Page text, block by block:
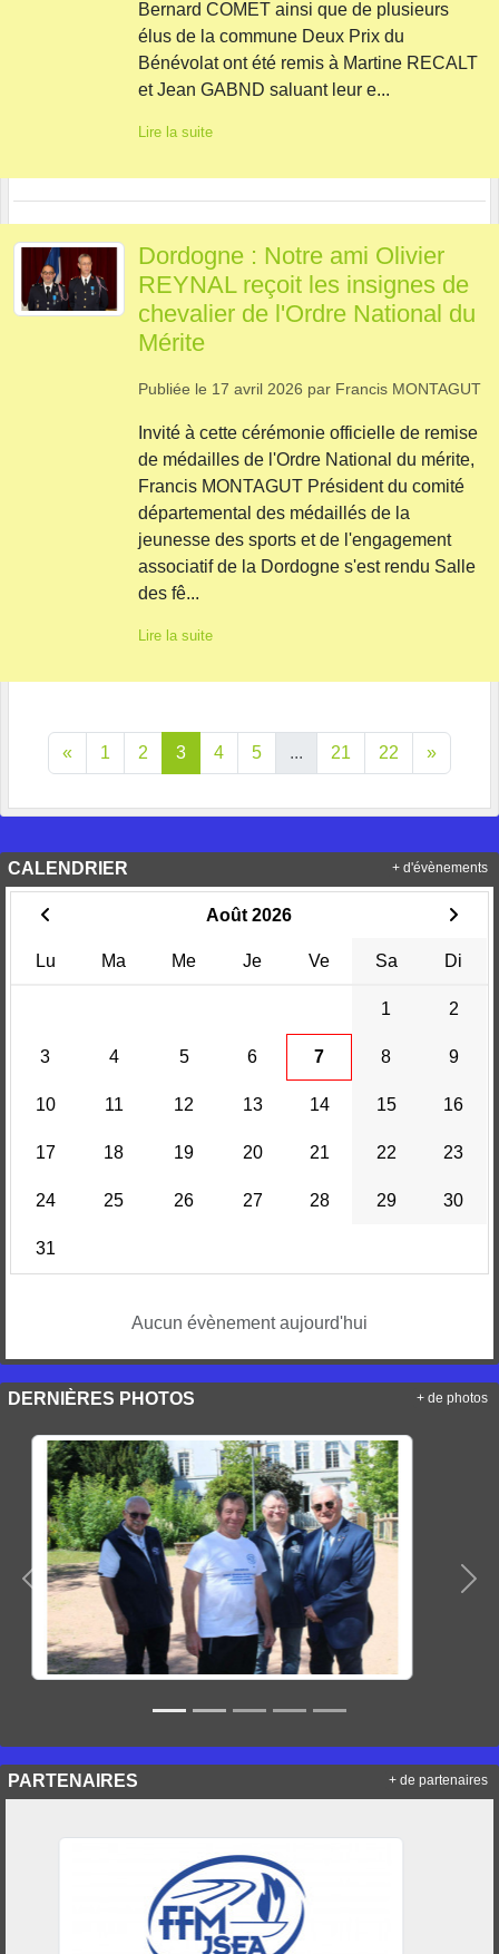
Bernard COMET ainsi que de plusieurs
élus de la commune Deux Prix du
Bénévolat ont été remis à Martine RECALT
et Jean GABND saluant leur e...
Lire la suite
Dordogne : Notre ami Olivier
REYNAL reçoit les insignes de
chevalier de l'Ordre National du
Mérite
Publiée le 17 avril 2026 par Francis MONTAGUT
Invité à cette cérémonie officielle de remise
de médailles de l'Ordre National du mérite,
Francis MONTAGUT Président du comité
départemental des médaillés de la
jeunesse des sports et de l'engagement
associatif de la Dordogne s'est rendu Salle
des fê...
Lire la suite
« 1 2 3 4 5 ... 21 22 »
CALENDRIER
Août 2026
Lu Ma Me Je Ve Sa Di
1 2
3 4 5 6 7 8 9
10 11 12 13 14 15 16
17 18 19 20 21 22 23
24 25 26 27 28 29 30
31
Aucun évènement aujourd'hui
+ d'évènements
DERNIÈRES PHOTOS
Précedent
+ de photos
PARTENAIRES + de partenaires